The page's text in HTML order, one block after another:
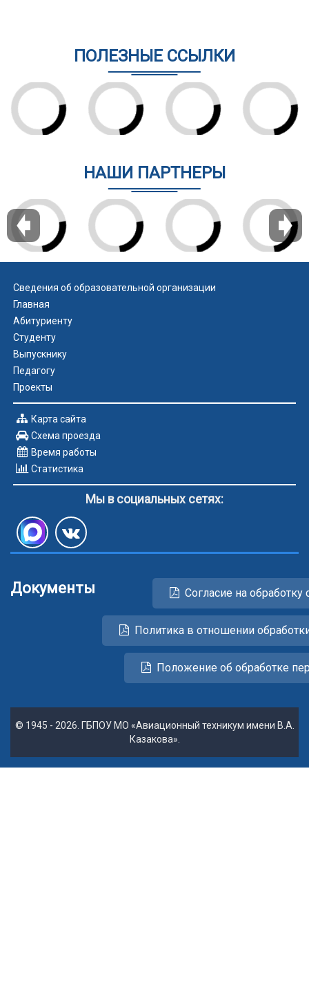
ПОЛЕЗНЫЕ ССЫЛКИ
НАШИ ПАРТНЕРЫ
Сведения об образовательной организации
Главная
Абитуриенту
Студенту
Выпускнику
Педагогу
Проекты
Карта сайта
Схема проезда
Время работы
Статистика
Мы в социальных сетях:
Документы Согласие на
Политика в отношении
Положение об обработке
© 1945 - 2026. ГБПОУ МО «Авиационный техникум имени В.А.
Казакова».